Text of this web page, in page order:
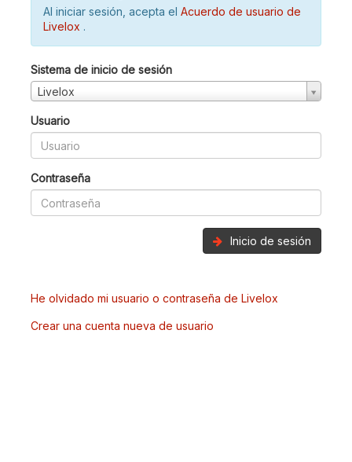
Al iniciar sesión, acepta el Acuerdo de usuario de
Livelox .
Sistema de inicio de sesión
Livelox
Usuario
Contraseña
Inicio de sesión
He olvidado mi usuario o contraseña de Livelox
Crear una cuenta nueva de usuario